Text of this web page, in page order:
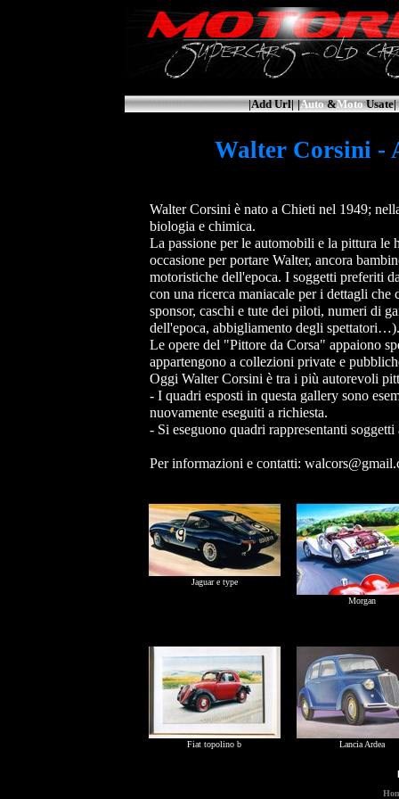
|Add Url| |Auto&MotoUsate|
Walter Corsini -
Walter Corsini è nato a Chieti nel 1949;
biologia e chimica.
La passione per le automobili e la pittura le
occasione per portare Walter, ancora
motoristiche dell'epoca. I soggetti preferiti
con una ricerca maniacale per i dettagli
sponsor, caschi e tute dei piloti, numeri di
dell'epoca, abbigliamento degli spettatori…).
Le opere del "Pittore da Corsa" appaiono
appartengono a collezioni private e
Oggi Walter Corsini è tra i più autorevoli
- I quadri esposti in questa gallery sono
nuovamente eseguiti a richiesta.
- Si eseguono quadri rappresentanti
Per informazioni e contatti:
Jaguar e type
Morgan
Fiat topolino b Lancia Ardea